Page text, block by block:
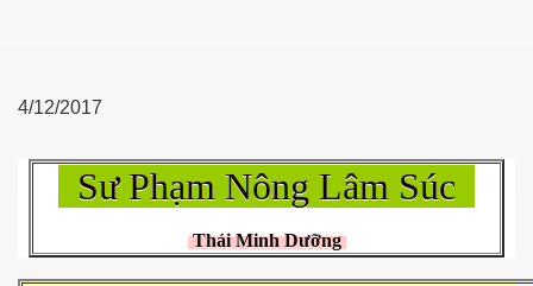
4/12/2017
Sư Phạm Nông Lâm Súc
Thái Minh Dưỡng